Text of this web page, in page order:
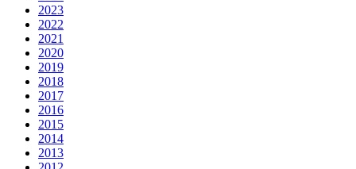
2023
2022
2021
2020
2019
2018
2017
2016
2015
2014
2013